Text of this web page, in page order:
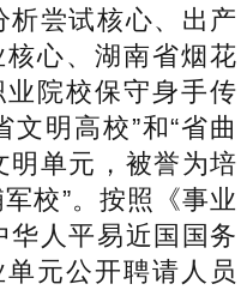
析尝试核心、出产
心、湖南省烟花
院校保守身手传
明高校”和“省曲
明单元，被誉为培
校”。按照《事业
人平易近国国务
元公开聘请人员